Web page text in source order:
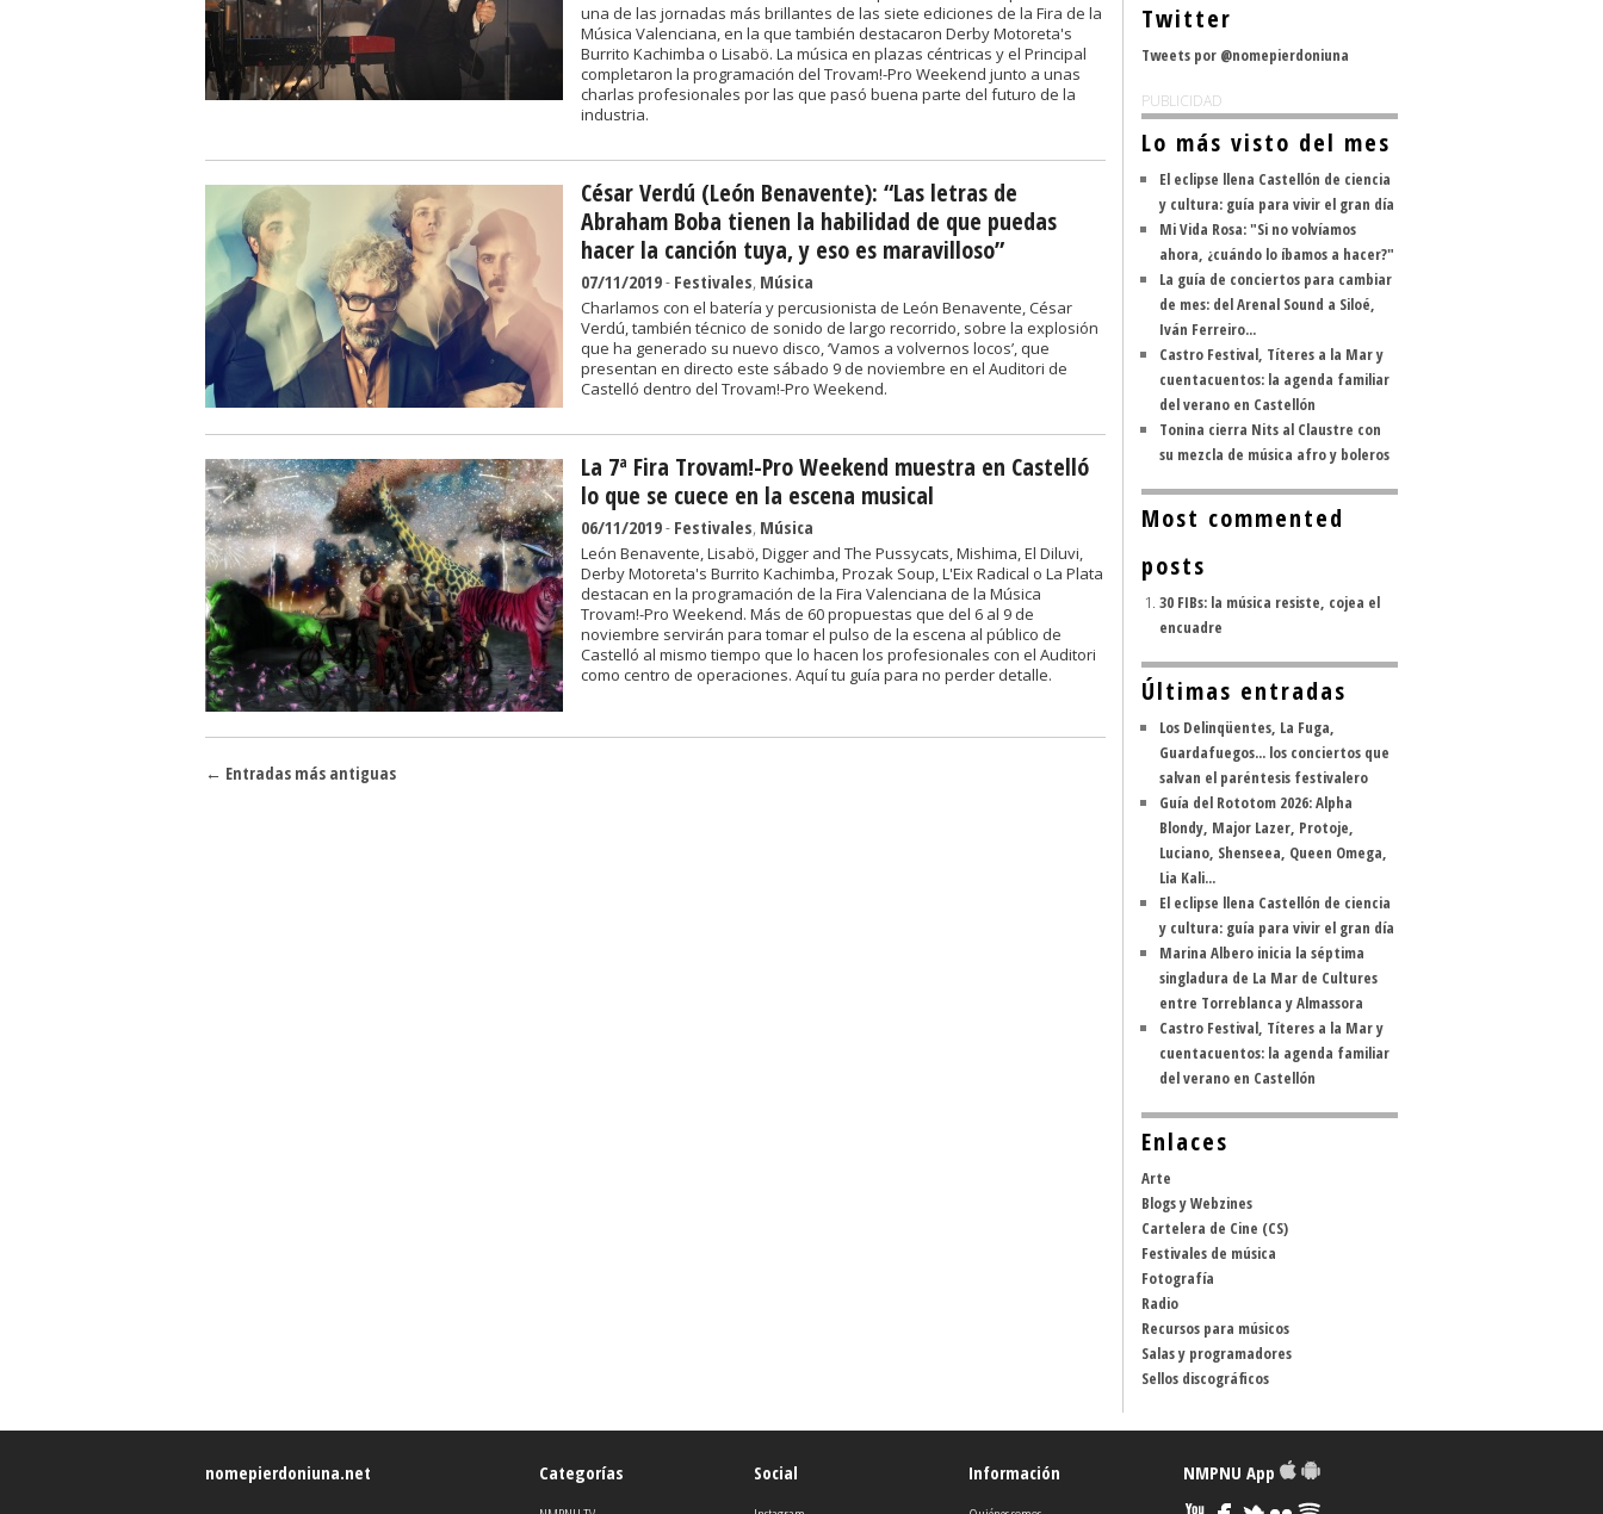
una de las jornadas más brillantes de las siete ediciones de la Fira de la
Música Valenciana, en la que también destacaron Derby Motoreta's
Burrito Kachimba o Lisabö. La música en plazas céntricas y el Principal
completaron la programación del Trovam!-Pro Weekend junto a unas
charlas profesionales por las que pasó buena parte del futuro de la
industria.
César Verdú (León Benavente): “Las letras de
Abraham Boba tienen la habilidad de que puedas
hacer la canción tuya, y eso es maravilloso”
07/11/2019- Festivales, Música
Charlamos con el batería y percusionista de León Benavente, César
Verdú, también técnico de sonido de largo recorrido, sobre la explosión
que ha generado su nuevo disco, ‘Vamos a volvernos locos’, que
presentan en directo este sábado 9 de noviembre en el Auditori de
Castelló dentro del Trovam!-Pro Weekend.
La 7ª Fira Trovam!-Pro Weekend muestra en Castelló
lo que se cuece en la escena musical
06/11/2019- Festivales, Música
León Benavente, Lisabö, Digger and The Pussycats, Mishima, El Diluvi,
Derby Motoreta's Burrito Kachimba, Prozak Soup, L'Eix Radical o La Plata
destacan en la programación de la Fira Valenciana de la Música
Trovam!-Pro Weekend. Más de 60 propuestas que del 6 al 9 de
noviembre servirán para tomar el pulso de la escena al público de
Castelló al mismo tiempo que lo hacen los profesionales con el Auditori
como centro de operaciones. Aquí tu guía para no perder detalle.
Navegador de artículos
← Entradas más antiguas
Twitter
Tweets por @nomepierdoniuna
PUBLICIDAD
Lo más visto del mes
El eclipse llena Castellón de ciencia
y cultura: guía para vivir el gran día
Mi Vida Rosa: "Si no volvíamos
ahora, ¿cuándo lo íbamos a hacer?"
La guía de conciertos para cambiar
de mes: del Arenal Sound a Siloé,
Iván Ferreiro...
Castro Festival, Títeres a la Mar y
cuentacuentos: la agenda familiar
del verano en Castellón
Tonina cierra Nits al Claustre con
su mezcla de música afro y boleros
Most commented
posts
30 FIBs: la música resiste, cojea el
encuadre
Últimas entradas
Los Delinqüentes, La Fuga,
Guardafuegos... los conciertos que
salvan el paréntesis festivalero
Guía del Rototom 2026: Alpha
Blondy, Major Lazer, Protoje,
Luciano, Shenseea, Queen Omega,
Lia Kali...
El eclipse llena Castellón de ciencia
y cultura: guía para vivir el gran día
Marina Albero inicia la séptima
singladura de La Mar de Cultures
entre Torreblanca y Almassora
Castro Festival, Títeres a la Mar y
cuentacuentos: la agenda familiar
del verano en Castellón
Enlaces
Arte
Blogs y Webzines
Cartelera de Cine (CS)
Festivales de música
Fotografía
Radio
Recursos para músicos
Salas y programadores
Sellos discográficos
nomepierdoniuna.net Categorías Social Información NMPNU App